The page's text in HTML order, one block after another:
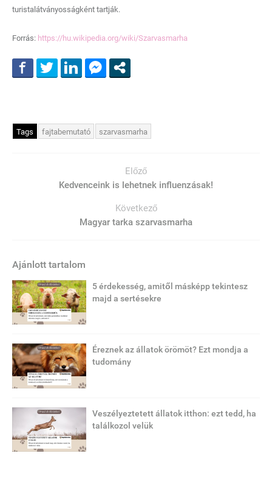
turistalátványosságként tartják.
Forrás: https://hu.wikipedia.org/wiki/Szarvasmarha
Tags fajtabemutató szarvasmarha
Előző
Kedvenceink is lehetnek influenzásak!
Következő
Magyar tarka szarvasmarha
Ajánlott tartalom
5 érdekesség, amitől másképp tekintesz
majd a sertésekre
Éreznek az állatok örömöt? Ezt mondja a
tudomány
Veszélyeztetett állatok itthon: ezt tedd, ha
találkozol velük